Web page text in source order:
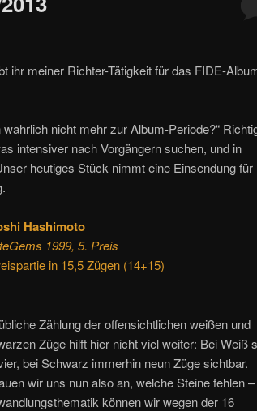
ihr meiner Richter-Tätigkeit für das FIDE-
nicht mehr zur Album-Periode?“
intensiver nach Vorgängern suchen, und in
heutiges Stück nimmt eine Einsendung für
Hashimoto
1999, 5. Preis
in 15,5 Zügen (14+15)
Zählung der offensichtlichen weißen und
Züge hilft hier nicht viel weiter: Bei Weiß
bei Schwarz immerhin neun Züge sichtbar.
wir uns nun also an, welche Steine fehlen –
können wir wegen der 16